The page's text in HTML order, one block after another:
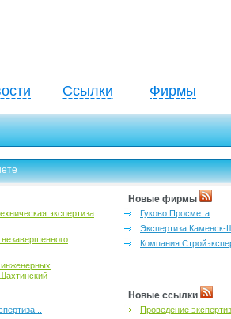
Ссылки Фирмы
экспертиза
Новые фирмы
Гуково Просмета
Экспертиза Каменск-
Компания
Новые ссылки
Проведение